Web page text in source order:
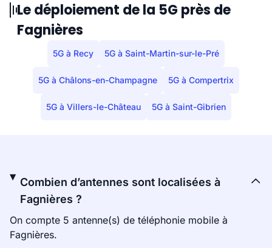
Le déploiement de la 5G près de
Fagnières
5G à Recy 5G à Saint-Martin-sur-le-Pré
5G à Châlons-en-Champagne 5G à Compertrix
5G à Villers-le-Château 5G à Saint-Gibrien
Combien d’antennes sont localisées à
Fagnières ?
On compte 5 antenne(s) de téléphonie mobile à
Fagnières.